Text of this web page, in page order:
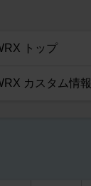
トップ
カスタム情報